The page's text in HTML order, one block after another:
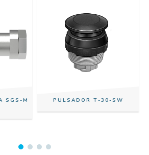
SGS-M
PULSADOR T-30-SW